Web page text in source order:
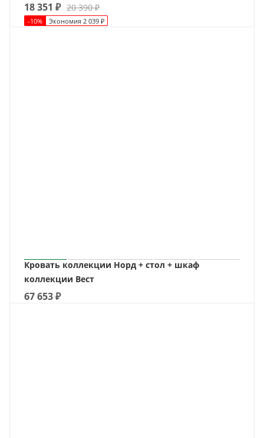
18 351 ₽ 20 390₽
-10% Экономия 2 039 ₽
Кровать коллекции Норд + стол + шкаф
коллекции Вест
67 653₽